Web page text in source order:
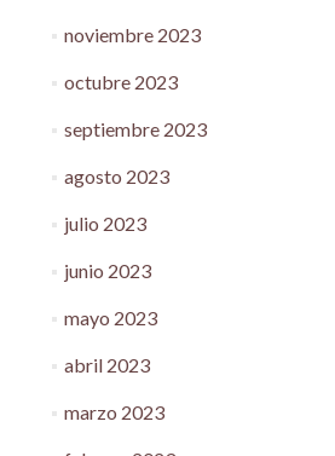
noviembre 2023
octubre 2023
septiembre 2023
agosto 2023
julio 2023
junio 2023
mayo 2023
abril 2023
marzo 2023